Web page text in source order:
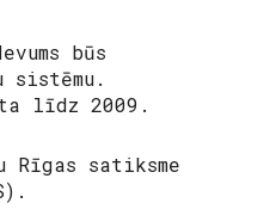
būs
sistēmu.
līdz 2009.
Rīgas satiksme